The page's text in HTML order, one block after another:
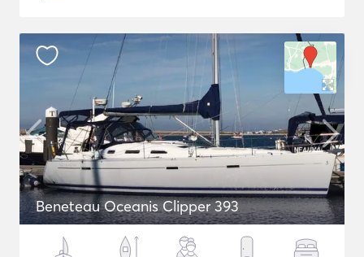
Beneteau Oceanis Clipper 393